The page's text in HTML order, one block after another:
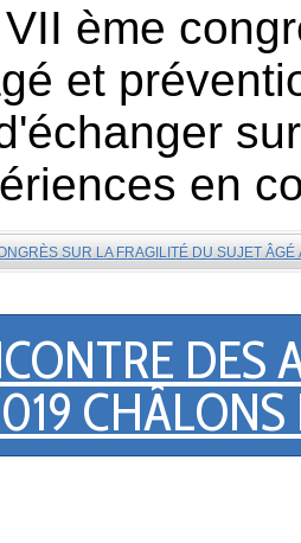
ème
et
en
SUR LA FRAGILITÉ DU SUJET
DES